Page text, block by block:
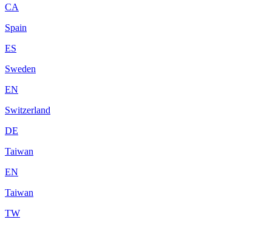
CA
Spain
ES
Sweden
EN
Switzerland
DE
Taiwan
EN
Taiwan
TW